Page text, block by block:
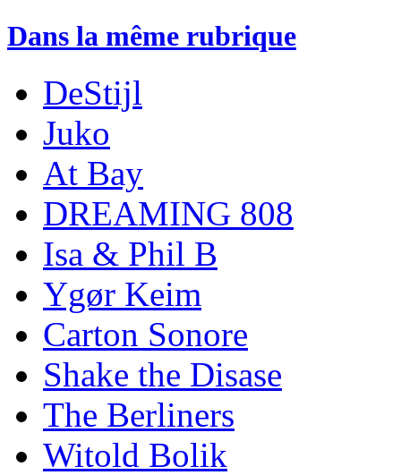
Dans la même rubrique
DeStijl
Juko
At Bay
DREAMING 808
Isa & Phil B
Ygør Keim
Carton Sonore
Shake the Disase
The Berliners
Witold Bolik